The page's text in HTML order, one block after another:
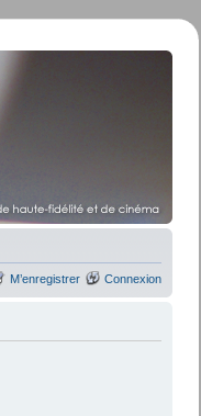
M’enregistrer Connexion